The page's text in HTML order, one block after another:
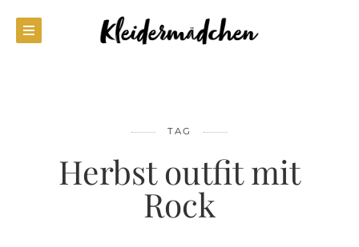
TAG
Herbst outfit mit
Rock